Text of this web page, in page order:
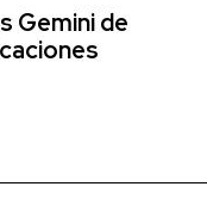
Gemini de